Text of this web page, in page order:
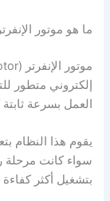
ما هو موتور
إلكتروني متطور
العمل بسرعة
يقوم هذا النظام
سواء كانت مرحلة
بتشغيل أكثر